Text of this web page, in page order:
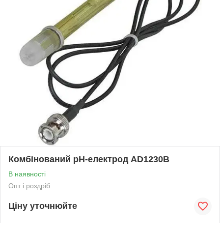
Комбінований pH-електрод AD1230B
В наявності
Опт і роздріб
Ціну уточнюйте